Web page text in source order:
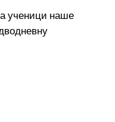
ученици наше